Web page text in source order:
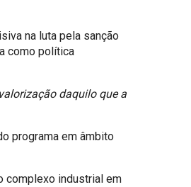
na luta pela sanção
como política
daquilo que a
programa em âmbito
complexo industrial em